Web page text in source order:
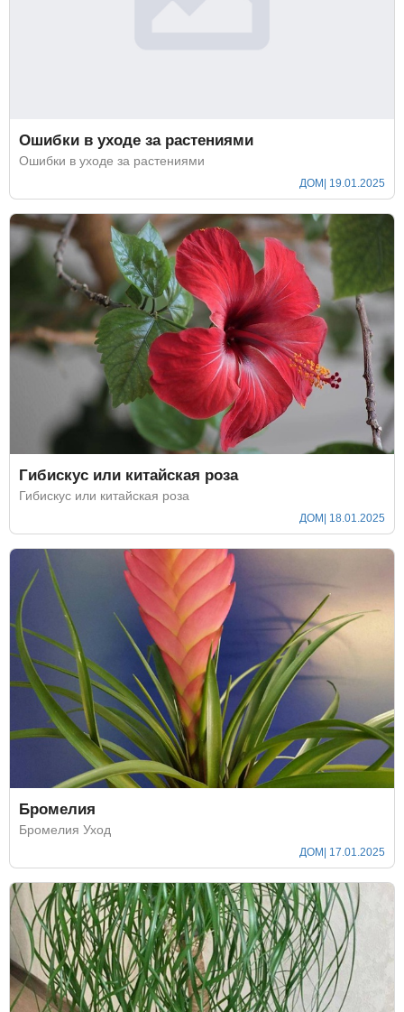
Ошибки в уходе за растениями
Ошибки в уходе за растениями
ДОМ | 19.01.2025
Гибискус или китайская роза
Гибискус или китайская роза
ДОМ| 18.01.2025
Бромелия
Бромелия Уход
ДОМ | 17.01.2025